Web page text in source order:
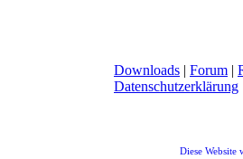
Downloads | Forum |
Datenschutzerklärung
Diese Website